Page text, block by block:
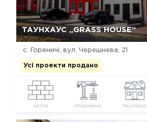
ТАУНХАУС „GRASS HOUSE“
с. Гореничі, вул. Черешнева, 21
Усі проекти продано
цегла збудовано таунхаус
Так, видалити Відміна